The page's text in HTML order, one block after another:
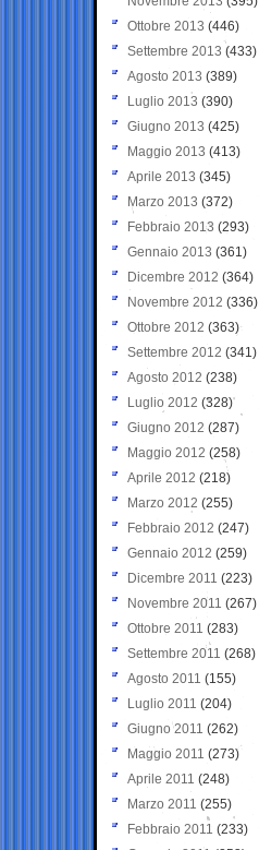
Ottobre 2013 (446)
Settembre 2013 (433)
Agosto 2013 (389)
Luglio 2013 (390)
Giugno 2013 (425)
Maggio 2013 (413)
Aprile 2013 (345)
Marzo 2013 (372)
Febbraio 2013 (293)
Gennaio 2013 (361)
Dicembre 2012 (364)
Novembre 2012 (336)
Ottobre 2012 (363)
Settembre 2012 (341)
Agosto 2012 (238)
Luglio 2012 (328)
Giugno 2012 (287)
Maggio 2012 (258)
Aprile 2012 (218)
Marzo 2012 (255)
Febbraio 2012 (247)
Gennaio 2012 (259)
Dicembre 2011 (223)
Novembre 2011 (267)
Ottobre 2011 (283)
Settembre 2011 (268)
Agosto 2011 (155)
Luglio 2011 (204)
Giugno 2011 (262)
Maggio 2011 (273)
Aprile 2011 (248)
Marzo 2011 (255)
Febbraio 2011 (233)